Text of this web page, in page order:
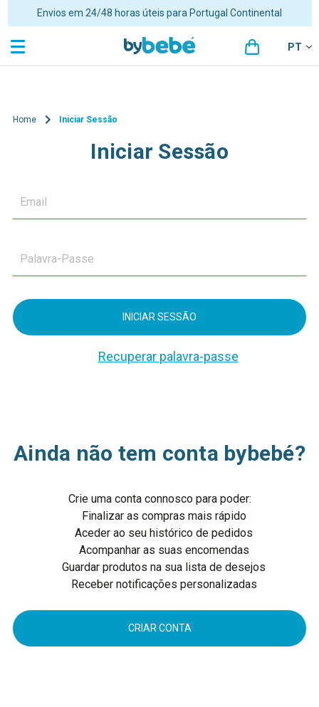
Envios em 24/48 horas úteis para Portugal Continental
PT
Home Iniciar Sessão
Iniciar Sessão
Recuperar palavra-passe
Ainda não tem conta bybebé?
Crie uma conta connosco para poder:
Finalizar as compras mais rápido
Aceder ao seu histórico de pedidos
Acompanhar as suas encomendas
Guardar produtos na sua lista de desejos
Receber notificações personalizadas
CRIAR CONTA